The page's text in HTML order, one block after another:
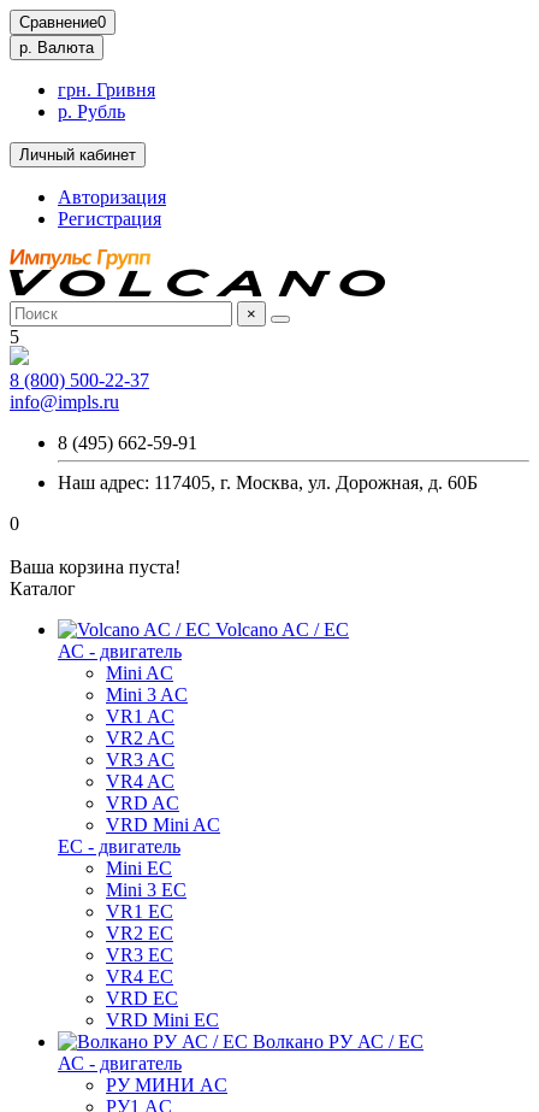
Сравнение0
р. Валюта
грн. Гривня
р. Рубль
Личный кабинет
Авторизация
Регистрация
×
5
8 (800) 500-22-37
info@impls.ru
8 (495) 662-59-91
Наш адрес: 117405, г. Москва, ул. Дорожная, д. 60Б
0
Ваша корзина пуста!
Каталог
Volcano AC / EC
АС - двигатель
Mini AC
Mini 3 AC
VR1 AC
VR2 AC
VR3 AC
VR4 AC
VRD AC
VRD Mini AC
ЕС - двигатель
Mini EC
Mini 3 EC
VR1 EC
VR2 EC
VR3 EC
VR4 EC
VRD EC
VRD Mini EC
Волкано РУ АС / ЕС
АС - двигатель
РУ МИНИ AC
РУ1 AC